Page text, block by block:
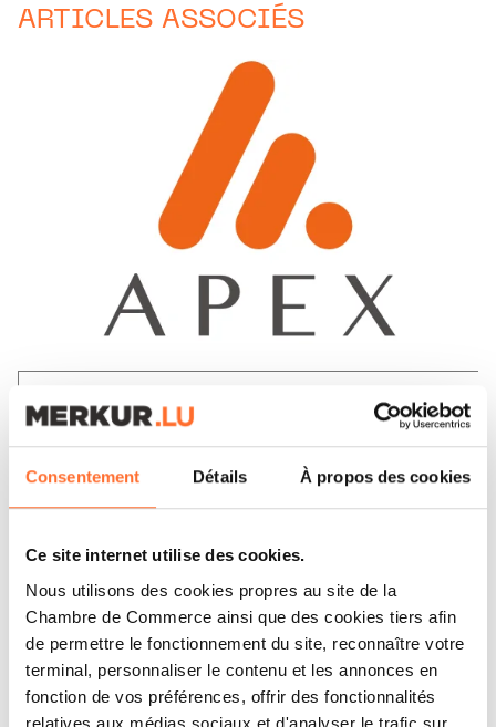
Consentement Détails À propos des cookies
Ce site internet utilise des cookies.
Nous utilisons des cookies propres au site de la
Chambre de Commerce ainsi que des cookies tiers afin
de permettre le fonctionnement du site, reconnaître votre
terminal, personnaliser le contenu et les annonces en
fonction de vos préférences, offrir des fonctionnalités
relatives aux médias sociaux et d'analyser le trafic sur
ARTICLES ASSOCIÉS
APEX GROUP SUPPORTS THE
RESONANCE HOUSING
PATHWAYS FUND WITH